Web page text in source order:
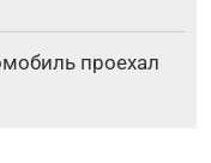
проехал